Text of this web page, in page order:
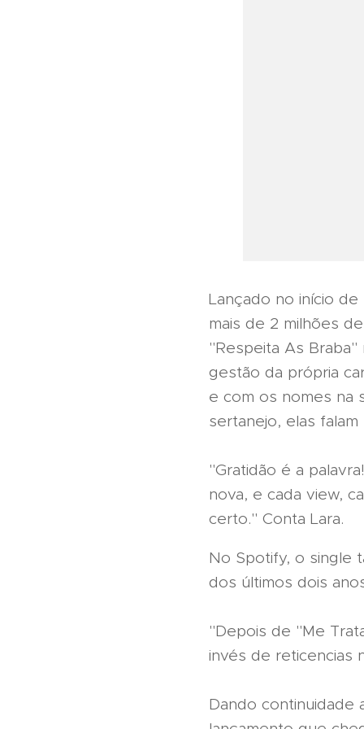
Lançado no início de
mais de 2 milhões
"Respeita As Braba"
gestão da própria
e com os nomes na
sertanejo, elas
"Gratidão é a
nova, e cada view,
certo." Conta Lara.
No Spotify, o single
dos últimos dois
"Depois de "Me
invés de reticencias
Dando continuidade